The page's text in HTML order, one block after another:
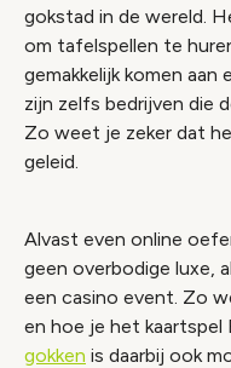
gokstad in de wereld.
om tafelspellen te
gemakkelijk komen
zijn zelfs bedrijven die
Zo weet je zeker dat
geleid.
Alvast even online
geen overbodige luxe,
een casino event. Zo
en hoe je het kaartspel
gokken is daarbij ook